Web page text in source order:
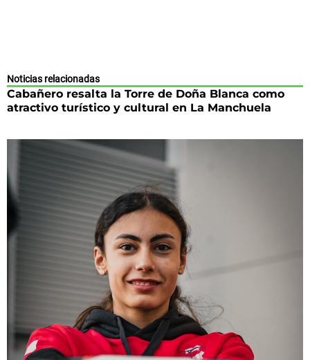
Noticias relacionadas
Cabañero resalta la Torre de Doña Blanca como
atractivo turístico y cultural en La Manchuela